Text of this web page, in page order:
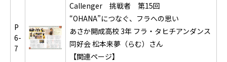
P
6-
7
Callenger 挑戦者 第15回
“OHANA”につなぐ、フラへの思い
あさか開成高校 3年 フラ・タヒチアンダンス
同好会 松本来夢（らむ）さん
【関連ページ】